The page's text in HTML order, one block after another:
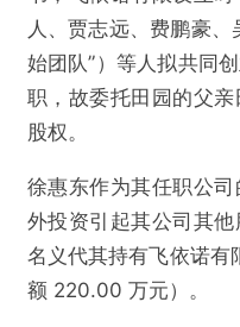
人、贾志远、费鹏豪、
始团队”）等人拟共同
职，故委托田园的父
股权。
徐惠东作为其任职公
外投资引起其公司其
名义代其持有飞依诺有
额 220.00 万元）。